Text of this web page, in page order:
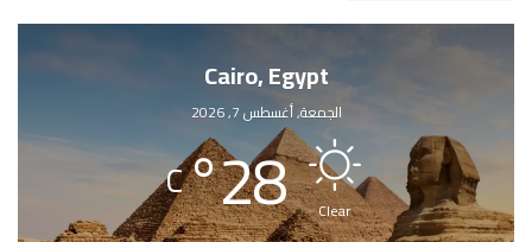
Cairo, Egypt
الجمعة, أغسطس 7, 2026
Clear
28
°
C